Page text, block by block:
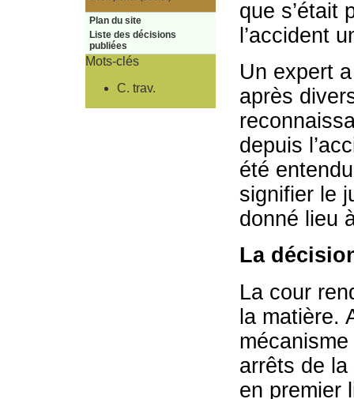
que s’était
l’accident
Un expert
après
depuis
été
signifier le
donné lieu
La
La cour
la matière.
arrêts de
en premier
Plan du site
Liste des décisions
publiées
Mots-clés
C. trav.